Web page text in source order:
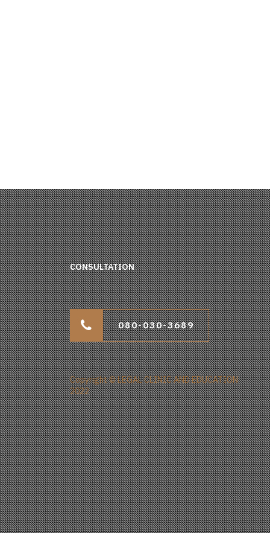
CONSULTATION
080-030-3689
Copyright © LEGAL CLINIC AND EDUCATION
2022